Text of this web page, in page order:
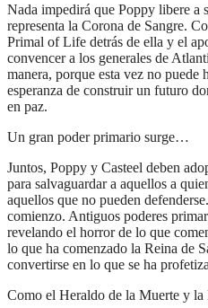
Nada impedirá que Poppy libere a
representa la Corona de Sangre.
Primal of Life detrás de ella y el
convencer a los generales de
manera, porque esta vez no puede
esperanza de construir un futuro
en paz.
Un gran poder primario surge…
Juntos, Poppy y Casteel deben
para salvaguardar a aquellos a
aquellos que no pueden
comienzo. Antiguos poderes
revelando el horror de lo que
lo que ha comenzado la Reina de
convertirse en lo que se ha
Como el Heraldo de la Muerte y la